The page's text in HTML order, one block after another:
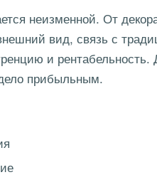
неизменной. От
вид, связь с
и
прибыльным.